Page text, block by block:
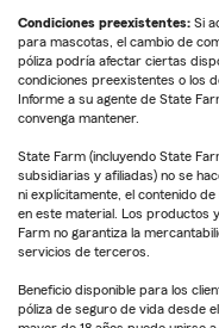
Condiciones preexistentes: Si
para mascotas, el cambio de
póliza podría afectar ciertas
condiciones preexistentes o los
Informe a su agente de State
convenga mantener.
State Farm (incluyendo State
subsidiarias y afiliadas) no se
ni explícitamente, el contenido
en este material. Los productos
Farm no garantiza la
servicios de terceros.
Beneficio disponible para los
póliza de seguro de vida desde